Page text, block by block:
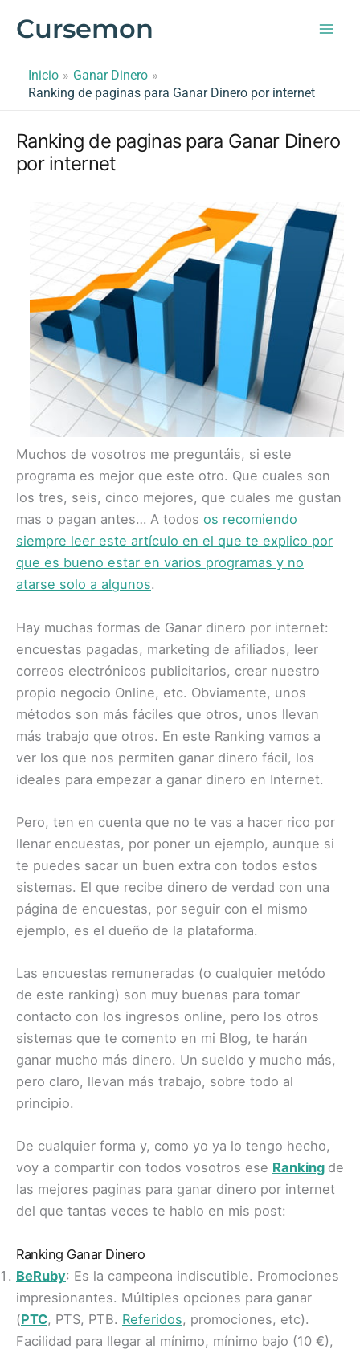
Cursemon
Inicio
Ganar Dinero
Ranking de paginas para Ganar Dinero por internet
Ranking de paginas para Ganar Dinero
por internet
Muchos de vosotros me preguntáis, si este
programa es mejor que este otro. Que cuales son
los tres, seis, cinco mejores, que cuales me gustan
mas o pagan antes… A todos os recomiendo
siempre leer este artículo en el que te explico por
que es bueno estar en varios programas y no
atarse solo a algunos.
Hay muchas formas de Ganar dinero por internet:
encuestas pagadas, marketing de afiliados, leer
correos electrónicos publicitarios, crear nuestro
propio negocio Online, etc. Obviamente, unos
métodos son más fáciles que otros, unos llevan
más trabajo que otros. En este Ranking vamos a
ver los que nos permiten ganar dinero fácil, los
ideales para empezar a ganar dinero en Internet.
Pero, ten en cuenta que no te vas a hacer rico por
llenar encuestas, por poner un ejemplo, aunque si
te puedes sacar un buen extra con todos estos
sistemas. El que recibe dinero de verdad con una
página de encuestas, por seguir con el mismo
ejemplo, es el dueño de la plataforma.
Las encuestas remuneradas (o cualquier metódo
de este ranking) son muy buenas para tomar
contacto con los ingresos online, pero los otros
sistemas que te comento en mi Blog, te harán
ganar mucho más dinero. Un sueldo y mucho más,
pero claro, llevan más trabajo, sobre todo al
principio.
De cualquier forma y, como yo ya lo tengo hecho,
voy a compartir con todos vosotros ese Ranking de
las mejores paginas para ganar dinero por internet
del que tantas veces te hablo en mis post:
Ranking Ganar Dinero
BeRuby: Es la campeona indiscutible. Promociones
impresionantes. Múltiples opciones para ganar
(PTC, PTS, PTB. Referidos, promociones, etc).
Facilidad para llegar al mínimo, mínimo bajo (10 €),